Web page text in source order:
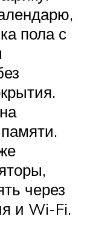
пола с
через
и Wi-Fi.